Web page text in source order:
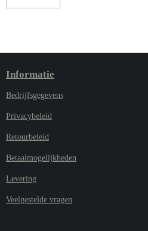
Informatie
Bedrijfsgegevens
Privacybeleid
Retourbeleid
Betaalmogelijkheden
Levering
Veelgestelde vragen